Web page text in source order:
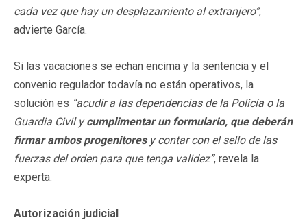
cada vez que hay un desplazamiento al extranjero”,
advierte García.
Si las vacaciones se echan encima y la sentencia y el
convenio regulador todavía no están operativos, la
solución es “acudir a las dependencias de la Policía o la
Guardia Civil ycumplimentar un formulario, que deberán
firmar ambos progenitores y contar con el sello de las
fuerzas del orden para que tenga validez”, revela la
experta.
Autorización judicial